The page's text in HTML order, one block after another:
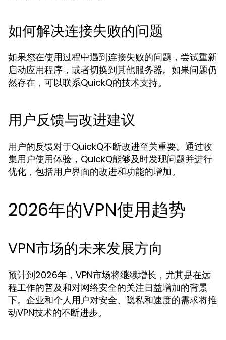
如何解决连接失败的问题
如果您在使用过程中遇到连接失败的问题，尝试重新
启动应用程序，或者切换到其他服务器。如果问题仍
然存在，可以联系QuickQ的技术支持。
用户反馈与改进建议
用户的反馈对于QuickQ不断改进至关重要。通过收
集用户使用体验，QuickQ能够及时发现问题并进行
优化，包括用户界面的改进和功能的增加。
2026年的VPN使用趋势
VPN市场的未来发展方向
预计到2026年，VPN市场将继续增长，尤其是在远
程工作的普及和对网络安全的关注日益增加的背景
下。企业和个人用户对安全、隐私和速度的需求将推
动VPN技术的不断进步。